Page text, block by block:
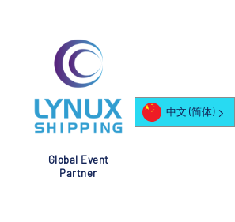
Global Event
Partner
中文 (简体)